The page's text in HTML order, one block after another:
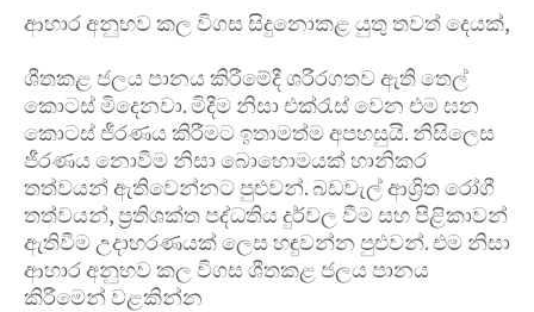
ආහාර අනුභව කල විගස සිදුනොකළ යුතු තවත් දෙයක්,
ශීතකළ ජලය පානය කිරීමේදී ශරීරගතව ඇති තෙල්
කොටස් මිදෙනවා. මිදීම නිසා එක්රැස් වෙන එම ඝන
කොටස් ජීරණය කිරීමට ඉතාමත්ම අපහසුයි. නිසිලෙස
ජීරණය නොවීම නිසා බොහොමයක් හානිකර
තත්වයන් ඇතිවෙන්නට පුළුවන්. බඩවැල් ආශ්‍රිත රෝගී
තත්වයන්, ප්‍රතිශක්ත පද්ධතිය දුර්වල වීම සහ පිළිකාවන්
ඇතිවීම උදාහරණයක් ලෙස හඳුවන්න පුළුවන්. එම නිසා
ආහාර අනුභව කල විගස ශීතකළ ජලය පානය
කිරීමෙන් වළකින්න